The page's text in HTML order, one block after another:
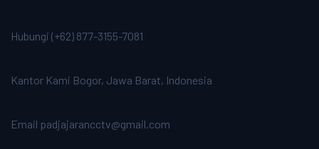
Hubungi (+62) 877-3155-7081
Kantor Kami Bogor, Jawa Barat, Indonesia
Email padjajarancctv@gmail.com